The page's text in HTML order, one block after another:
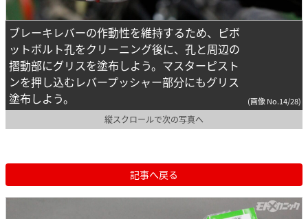
ブレーキレバーの作動性を維持するため、ピボ
ットボルト孔をクリーニング後に、孔と周辺の
摺動部にグリスを塗布しよう。マスターピスト
ンを押し込むレバープッシャー部分にもグリス
塗布しよう。
(画像 No.14/28)
縦スクロールで次の写真へ
記事へ戻る